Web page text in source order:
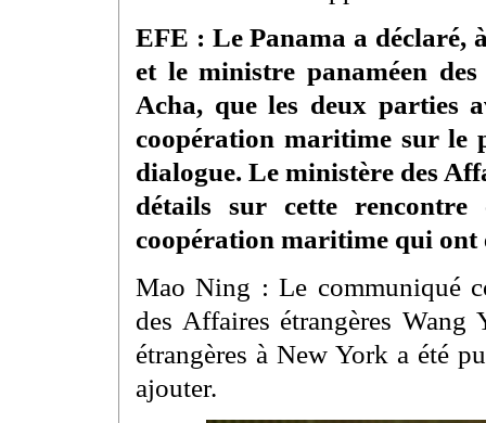
EFE : Le Panama a déclaré,
et le ministre panaméen
Acha, que les deux parties
coopération maritime sur le
dialogue. Le ministère des
détails sur cette rencontre
coopération maritime qui ont
Mao Ning : Le communiqué
des Affaires étrangères
étrangères à New York a été
ajouter.